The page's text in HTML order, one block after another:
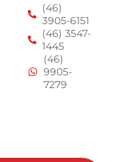
(46)
3905-6151
(46) 3547-
1445
(46)
9905-
7279